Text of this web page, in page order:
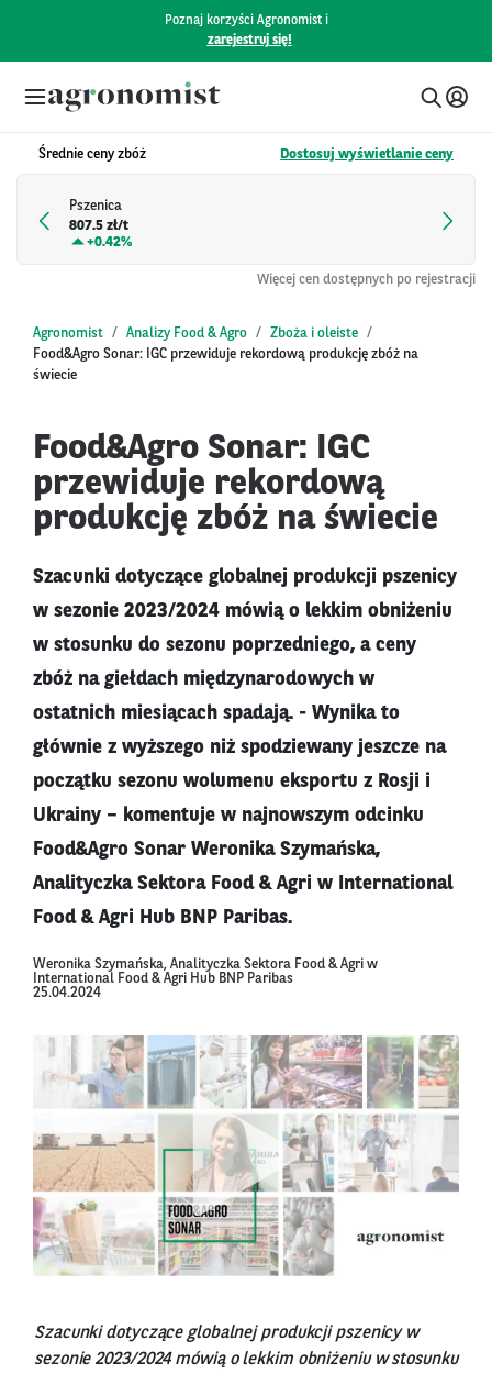
Poznaj korzyści Agronomist i
zarejestruj się!
Średnie ceny zbóż Dostosuj wyświetlanie ceny
Pszenica
807.5 zł/t
+0.42%
Więcej cen dostępnych po rejestracji
Agronomist Analizy Food & Agro
Zboża i oleiste
Food&Agro Sonar: IGC przewiduje rekordową produkcję zbóż na
świecie
Food&Agro Sonar: IGC
przewiduje rekordową
produkcję zbóż na świecie
Szacunki dotyczące globalnej produkcji pszenicy
w sezonie 2023/2024 mówią o lekkim obniżeniu
w stosunku do sezonu poprzedniego, a ceny
zbóż na giełdach międzynarodowych w
ostatnich miesiącach spadają. - Wynika to
głównie z wyższego niż spodziewany jeszcze na
początku sezonu wolumenu eksportu z Rosji i
Ukrainy – komentuje w najnowszym odcinku
Food&Agro Sonar Weronika Szymańska,
Analityczka Sektora Food & Agri w International
Food & Agri Hub BNP Paribas.
Weronika Szymańska, Analityczka Sektora Food & Agri w
International Food & Agri Hub BNP Paribas
25.04.2024
Szacunki dotyczące globalnej produkcji pszenicy w
sezonie 2023/2024 mówią o lekkim obniżeniu w stosunku